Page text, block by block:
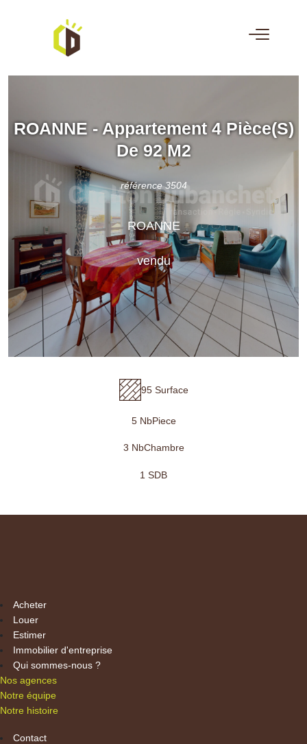
ROANNE - Appartement 4 Pièce(s)
De 92 M2
référence 3504
ROANNE
vendu
95 Surface
5 NbPiece
3 NbChambre
1 SDB
Acheter
Louer
Estimer
Immobilier d'entreprise
Qui sommes-nous ?
Nos agences
Notre équipe
Notre histoire
Contact